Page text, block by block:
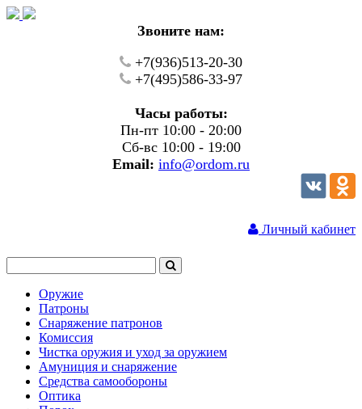
Звоните нам:
+7(936)513-20-30
+7(495)586-33-97
Часы работы:
Пн-пт 10:00 - 20:00
Сб-вс 10:00 - 19:00
Email: info@ordom.ru
Личный кабинет
Оружие
Патроны
Снаряжение патронов
Комиссия
Чистка оружия и уход за оружием
Амуниция и снаряжение
Средства самообороны
Оптика